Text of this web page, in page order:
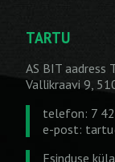
TARTU
AS BIT aadress
Vallikraavi 9,
telefon: 7
e-post:
Esinduse